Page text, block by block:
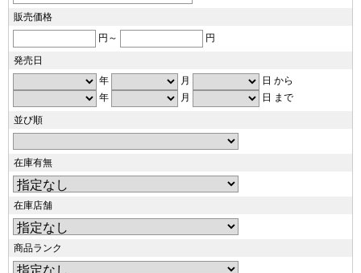
販売価格
円～
円
発売日
年
月
日 から
年
月
日 まで
並び順
在庫有無
在庫店舗
商品ランク